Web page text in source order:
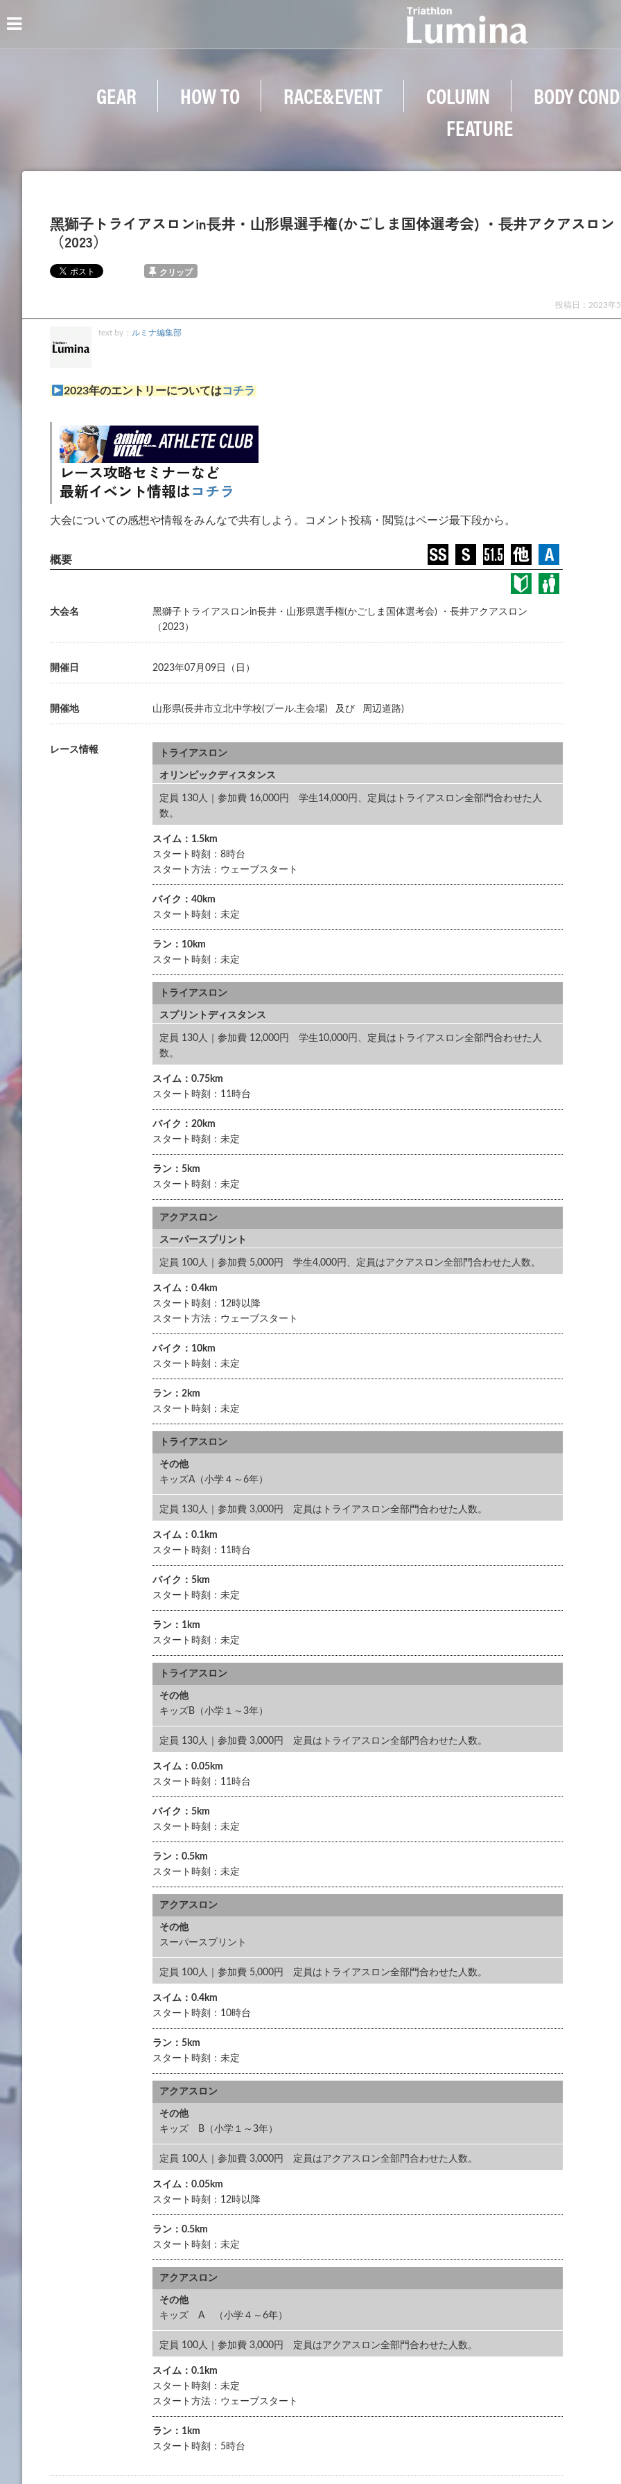
GEAR HOW TO RACE&EVENT COLUMN
BODY
FEATURE
⿊獅⼦トライアスロンin⻑井・⼭形県選⼿権(かごしま国体選考会) ・⻑井アクアスロン
（2023）
クリップ
投稿日： 2023年
text by： ルミナ編集部
2023年のエントリーについてはコチラ
レース攻略セミナーなど
最新イベント情報はコチラ
大会についての感想や情報をみんなで共有しよう。コメント投稿・閲覧はページ最下段から。
大会名
⿊獅⼦トライアスロンin⻑井・⼭形県選⼿権(かごしま国体選考会) ・⻑井アクアスロン
（2023）
開催日 2023年07月09日（日）
開催地 山形県(⻑井市⽴北中学校(プール.主会場) 及び 周辺道路)
レース情報 トライアスロン
オリンピックディスタンス
定員 130人｜参加費 16,000円 学生14,000円、定員はトライアスロン全部門合わせた人
数。
スイム：1.5km
スタート時刻：8時台
スタート方法：ウェーブスタート
バイク：40km
スタート時刻：未定
ラン：10km
スタート時刻：未定
トライアスロン
スプリントディスタンス
定員 130人｜参加費 12,000円 学生10,000円、定員はトライアスロン全部門合わせた人
数。
スイム：0.75km
スタート時刻：11時台
バイク：20km
スタート時刻：未定
ラン：5km
スタート時刻：未定
アクアスロン
スーパースプリント
定員 100人｜参加費 5,000円 学生4,000円、定員はアクアスロン全部門合わせた人数。
スイム：0.4km
スタート時刻：12時以降
スタート方法：ウェーブスタート
バイク：10km
スタート時刻：未定
ラン：2km
スタート時刻：未定
トライアスロン
その他
キッズA（小学４～6年）
定員 130人｜参加費 3,000円 定員はトライアスロン全部門合わせた人数。
スイム：0.1km
スタート時刻：11時台
バイク：5km
スタート時刻：未定
ラン：1km
スタート時刻：未定
トライアスロン
その他
キッズB（小学１～3年）
定員 130人｜参加費 3,000円 定員はトライアスロン全部門合わせた人数。
スイム：0.05km
スタート時刻：11時台
バイク：5km
スタート時刻：未定
ラン：0.5km
スタート時刻：未定
アクアスロン
その他
スーパースプリント
定員 100人｜参加費 5,000円 定員はトライアスロン全部門合わせた人数。
スイム：0.4km
スタート時刻：10時台
ラン：5km
スタート時刻：未定
アクアスロン
その他
キッズ B（小学１～3年）
定員 100人｜参加費 3,000円 定員はアクアスロン全部門合わせた人数。
スイム：0.05km
スタート時刻：12時以降
ラン：0.5km
スタート時刻：未定
アクアスロン
その他
キッズ A （小学４～6年）
定員 100人｜参加費 3,000円 定員はアクアスロン全部門合わせた人数。
スイム：0.1km
スタート時刻：未定
スタート方法：ウェーブスタート
ラン：1km
スタート時刻：5時台